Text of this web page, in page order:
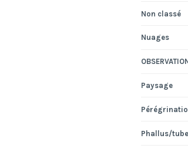
Non classé
Nuages
Paysage
Phallus/